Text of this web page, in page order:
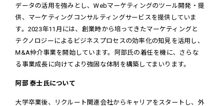
データの活用を強みとし、Webマーケティングのツール開発・提
供、マーケティングコンサルティングサービスを提供していま
す。 2023年11月には、創業時から培ってきたマーケティングと
テクノロジーによるビジネスプロセスの効率化の知見を活用し、
M&A仲介事業を開始しています。阿部氏の着任を機に、さらな
る事業成長に向けてより強固な体制を構築してまいります。
阿部 泰士氏について
大学卒業後、リクルート関連会社からキャリアをスタートし、外